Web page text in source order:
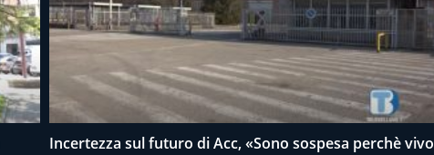
Incertezza sul futuro di Acc, «Sono sospesa perchè vivo